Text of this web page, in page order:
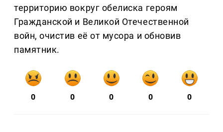
территорию вокруг обелиска героям
Гражданской и Великой Отечественной
войн, очистив её от мусора и обновив
памятник.
0 0 0 0 0